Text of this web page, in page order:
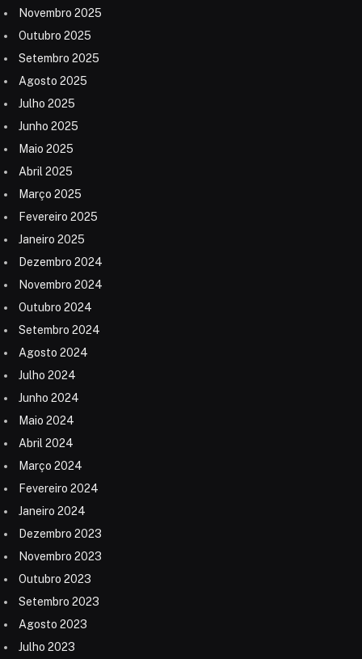
Novembro 2025
Outubro 2025
Setembro 2025
Agosto 2025
Julho 2025
Junho 2025
Maio 2025
Abril 2025
Março 2025
Fevereiro 2025
Janeiro 2025
Dezembro 2024
Novembro 2024
Outubro 2024
Setembro 2024
Agosto 2024
Julho 2024
Junho 2024
Maio 2024
Abril 2024
Março 2024
Fevereiro 2024
Janeiro 2024
Dezembro 2023
Novembro 2023
Outubro 2023
Setembro 2023
Agosto 2023
Julho 2023